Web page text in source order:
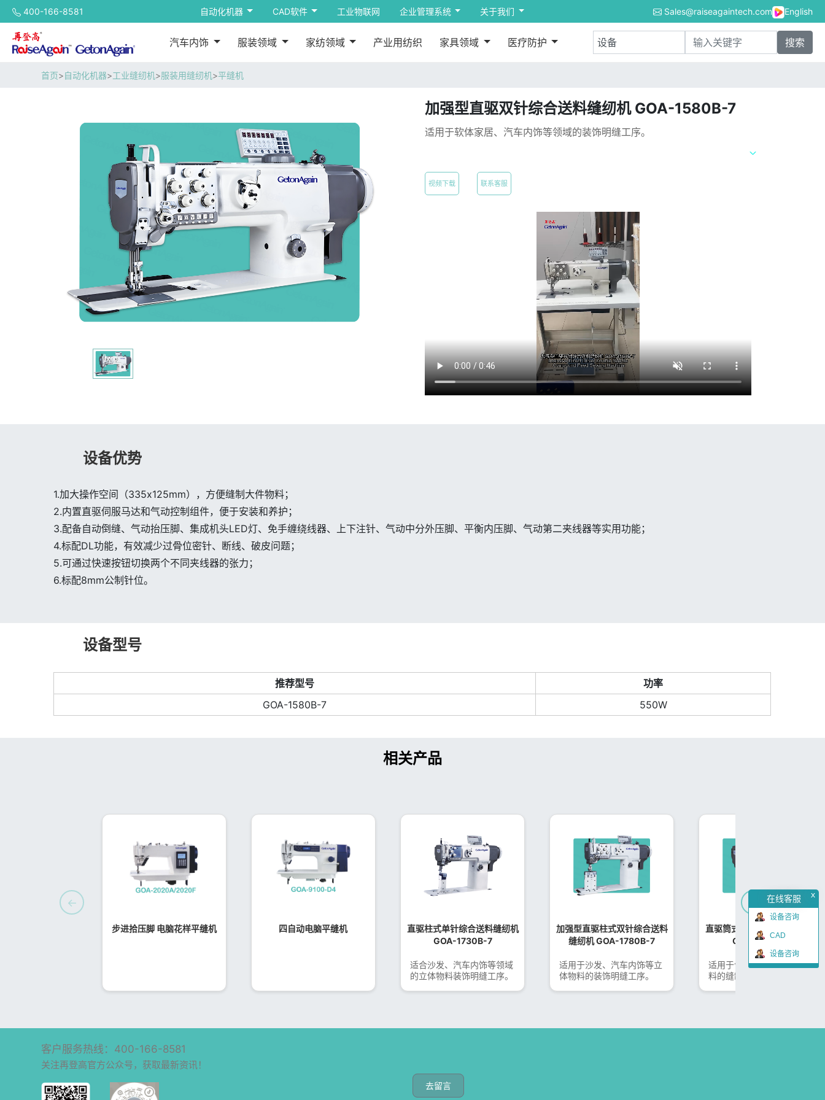
在线客服 x
设备咨询
CAD
设备咨询
400-166-8581 自动化机器 CAD软件 工业物联网 企业管理系统 关于我们 Sales@raiseagaintech.com English
汽车内饰 服装领域 家纺领域 产业用纺织 家具领域 医疗防护
首页>自动化机器>工业缝纫机>服装用缝纫机>平缝机
加强型直驱双针综合送料缝纫机 GOA-1580B-7
适用于软体家居、汽车内饰等领域的装饰明缝工序。
视频下载 联系客服
设备优势
1.加大操作空间（335x125mm），方便缝制大件物料；
2.内置直驱伺服马达和气动控制组件，便于安装和养护；
3.配备自动倒缝、气动抬压脚、集成机头LED灯、免手缠绕线器、上下注针、气动中分外压脚、平衡内压脚、气动第二夹线器等实用功能；
4.标配DL功能，有效减少过骨位密针、断线、破皮问题；
5.可通过快速按钮切换两个不同夹线器的张力；
6.标配8mm公制针位。
设备型号
推荐型号
功率
GOA-1580B-7
550W
相关产品
←
步进拾压脚 电脑花样平缝机 四自动电脑平缝机
直驱柱式单针综合送料缝纫机
GOA-1730B-7
适合沙发、汽车内饰等领域
的立体物料装饰明缝工序。
加强型直驱柱式双针综合送料
缝纫机 GOA-1780B-7
适用于沙发、汽车内饰等立
体物料的装饰明缝工序。
直驱筒式单针综合送料缝纫机
GOA-1341B-7
适用于包装、足球或小件物
料的缝制。
客户服务热线：400-166-8581
关注再登高官方公众号，获取最新资讯！
去留言